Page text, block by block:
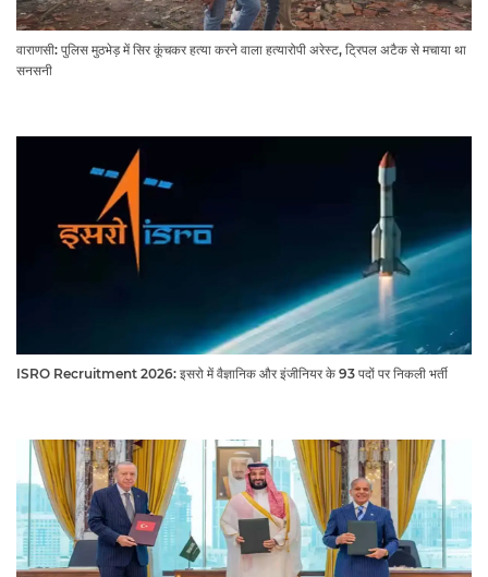
वाराणसी: पुलिस मुठभेड़ में सिर कूंचकर हत्या करने वाला हत्यारोपी अरेस्ट, ट्रिपल अटैक से मचाया था
सनसनी
ISRO Recruitment 2026: इसरो में वैज्ञानिक और इंजीनियर के 93 पदों पर निकली भर्ती